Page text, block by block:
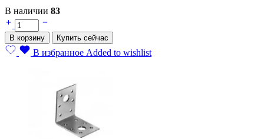
В наличии 83
Уголок
90х90х65
KU
quantity
В корзину Купить сейчас
В избранное Added to wishlist